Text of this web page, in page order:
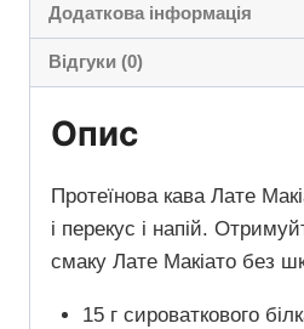
Додаткова інформація
Відгуки (0)
Опис
Протеїнова кава Лате
і перекус і напій.
смаку Лате Макіато без
15 г сироваткового